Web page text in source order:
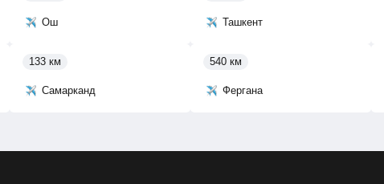
Ош Ташкент
Самарканд
133 км
Фергана
540 км